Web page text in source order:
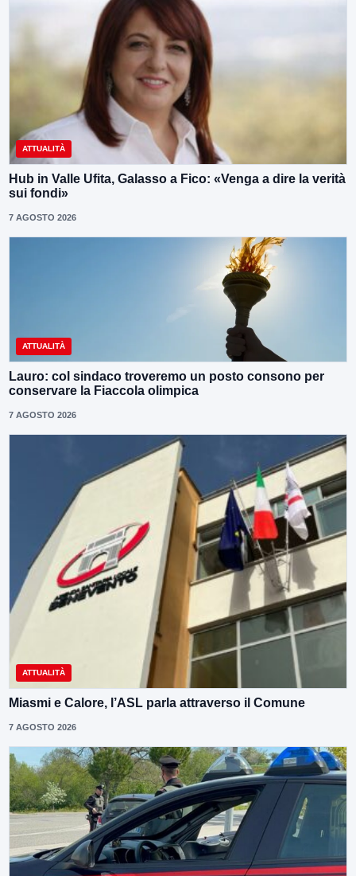
ATTUALITÀ
Hub in Valle Ufita, Galasso a Fico: «Venga a dire la verità
sui fondi»
7 AGOSTO 2026
ATTUALITÀ
Lauro: col sindaco troveremo un posto consono per
conservare la Fiaccola olimpica
7 AGOSTO 2026
ATTUALITÀ
Miasmi e Calore, l’ASL parla attraverso il Comune
7 AGOSTO 2026